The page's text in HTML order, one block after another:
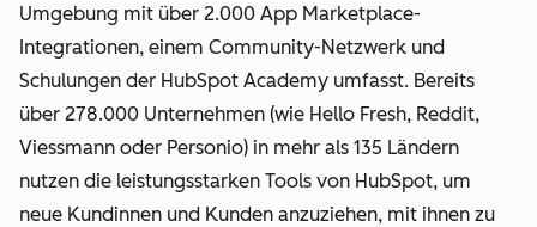
Umgebung mit über 2.000 App Marketplace-
Integrationen, einem Community-Netzwerk und
Schulungen der HubSpot Academy umfasst. Bereits
über 278.000 Unternehmen (wie Hello Fresh, Reddit,
Viessmann oder Personio) in mehr als 135 Ländern
nutzen die leistungsstarken Tools von HubSpot, um
neue Kundinnen und Kunden anzuziehen, mit ihnen zu